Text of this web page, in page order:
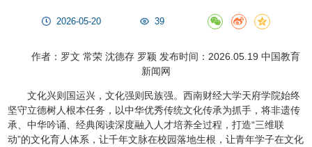
2026-05-20 39
作者：罗文 常荣 沈德存 罗颖 发布时间：2026.05.19 中国教育
新闻网
文化兴则国运兴，文化强则民族强。西南财经大学天府学院始终
坚守立德树人根本任务，以中华优秀传统文化传承为抓手，将非遗传
承、中华吟诵、经典阅读深度融入人才培养全过程，打造“三维联
动”的文化育人体系，让千年文脉在校园落地生根，让青年学子在文化